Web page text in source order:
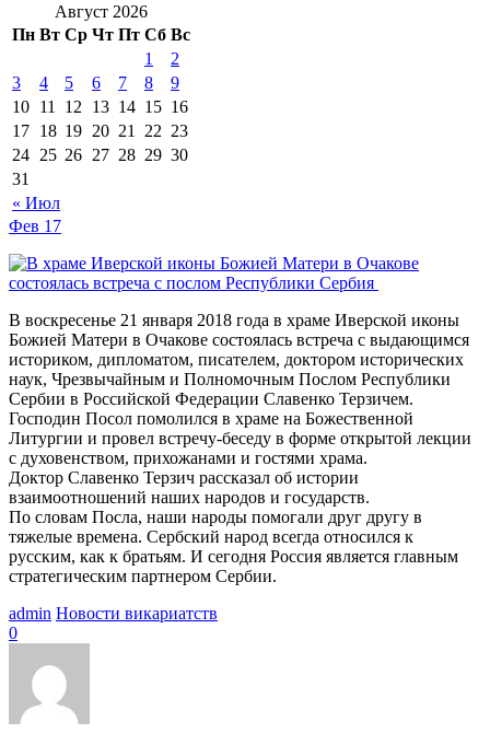
Август 2026
Пн Вт Ср Чт Пт Сб Вс
« Июл
1
2
3
4 5 6 7 8
9
10 11 12 13 14 15 16
17 18 19 20 21 22 23
24 25 26 27 28 29 30
31
Фев 17
В воскресенье 21 января 2018 года в храме Иверской иконы
Божией Матери в Очакове состоялась встреча с выдающимся
историком, дипломатом, писателем, доктором исторических
наук, Чрезвычайным и Полномочным Послом Республики
Сербии в Российской Федерации Славенко Терзичем.
Господин Посол помолился в храме на Божественной
Литургии и провел встречу-беседу в форме открытой лекции
с духовенством, прихожанами и гостями храма.
Доктор Славенко Терзич рассказал об истории
взаимоотношений наших народов и государств.
По словам Посла, наши народы помогали друг другу в
тяжелые времена. Сербский народ всегда относился к
русским, как к братьям. И сегодня Россия является главным
стратегическим партнером Сербии.
admin Новости викариатств
0